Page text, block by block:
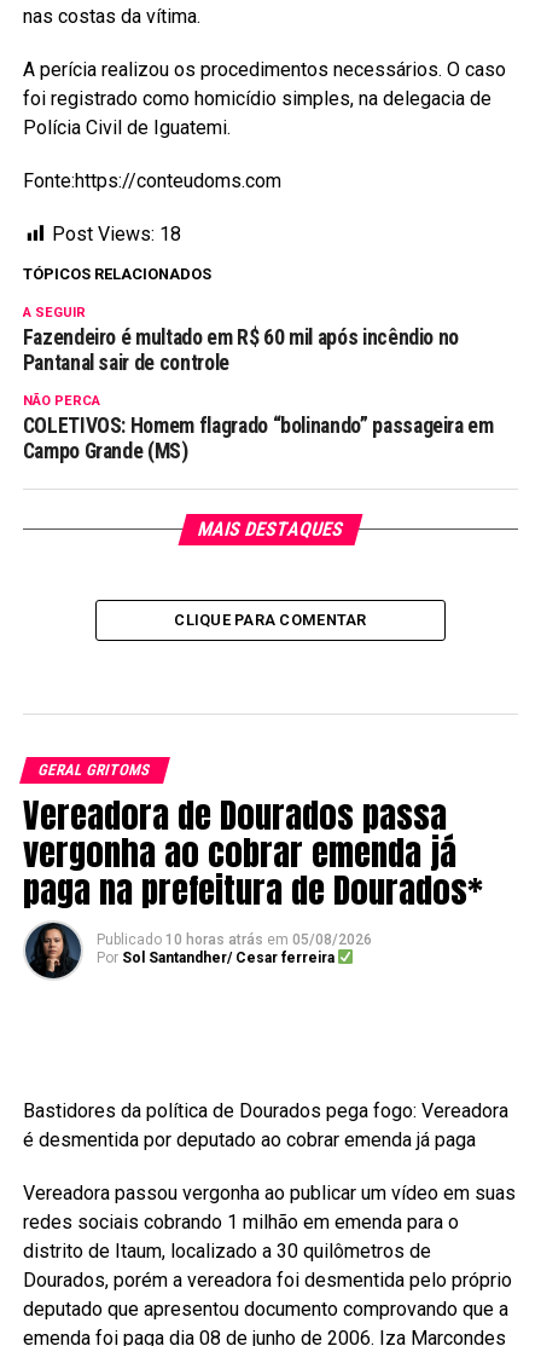
nas costas da vítima.
A perícia realizou os procedimentos necessários. O caso
foi registrado como homicídio simples, na delegacia de
Polícia Civil de Iguatemi.
Fonte:https://conteudoms.com
Post Views: 18
TÓPICOS RELACIONADOS
A SEGUIR
Fazendeiro é multado em R$ 60 mil após incêndio no
Pantanal sair de controle
NÃO PERCA
COLETIVOS: Homem flagrado “bolinando” passageira em
Campo Grande (MS)
MAIS DESTAQUES
CLIQUE PARA COMENTAR
GERAL GRITOMS
Vereadora de Dourados passa
vergonha ao cobrar emenda já
paga na prefeitura de Dourados*
Publicado 10 horas atrás em 05/08/2026
Por Sol Santandher/ Cesar ferreira
Bastidores da política de Dourados pega fogo: Vereadora
é desmentida por deputado ao cobrar emenda já paga
Vereadora passou vergonha ao publicar um vídeo em suas
redes sociais cobrando 1 milhão em emenda para o
distrito de Itaum, localizado a 30 quilômetros de
Dourados, porém a vereadora foi desmentida pelo próprio
deputado que apresentou documento comprovando que a
emenda foi paga dia 08 de junho de 2006. Iza Marcondes